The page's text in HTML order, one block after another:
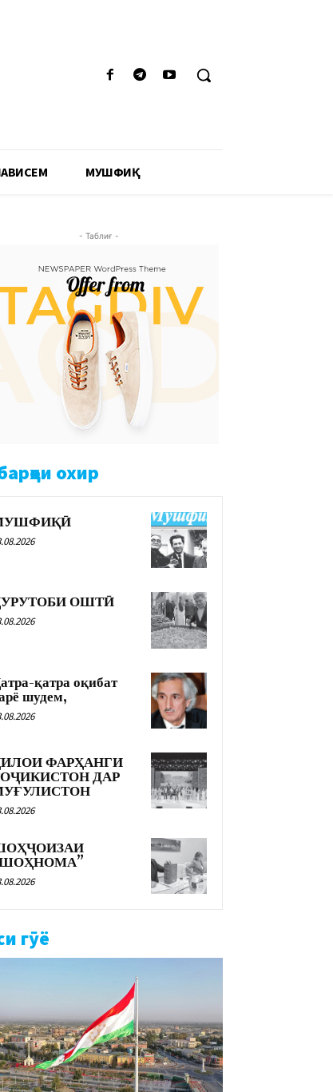
МУШФИҚӢ
- Таблиғ -
охир
ОШТӢ
қатра оқибат
шудем,
ФАРҲАНГИ
ДАР
гӯё